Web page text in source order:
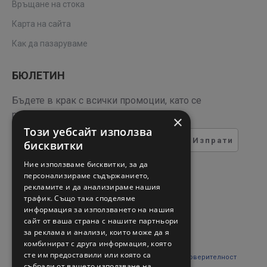
Връщане на стока
Карта на сайта
Как да пазаруваме
БЮЛЕТИН
Бъдете в крак с всички промоции, като се
регистрирате за нашия бюлетин
Изпрати
ТЕСТ ЗА СИГУРНОСТ
Въведете кода в полето
отдолу
Прочетох и съм съгласен с Правни въпроси и поверителност
×
Този уебсайт използва
бисквитки
Ние използваме бисквитки, за да
персонализираме съдържанието,
рекламите и да анализираме нашия
трафик. Също така споделяме
информация за използването на нашия
сайт от ваша страна с нашите партньори
за реклама и анализи, които може да я
комбинират с друга информация, която
сте им предоставили или която са